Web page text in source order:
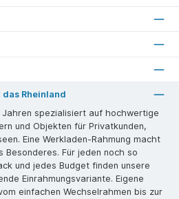
Rheinland
spezialisiert auf hochwertige
und Objekten für Privatkunden,
Eine Werkladen-Rahmung macht
Besonderes. Für jeden noch so
und jedes Budget finden unsere
Einrahmungsvariante. Eigene
einfachen Wechselrahmen bis zur